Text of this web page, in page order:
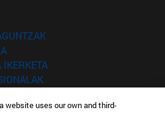
leiho batean irekiko da)
(Beste leiho batean irekiko
(Beste leiho batean irekiko da)
IKERKETA(Beste leiho batean irekiko
(Beste leiho batean irekiko
website uses our own and third-